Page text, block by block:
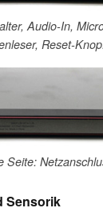
Audio-In,
Reset-
Seite:
Sensorik